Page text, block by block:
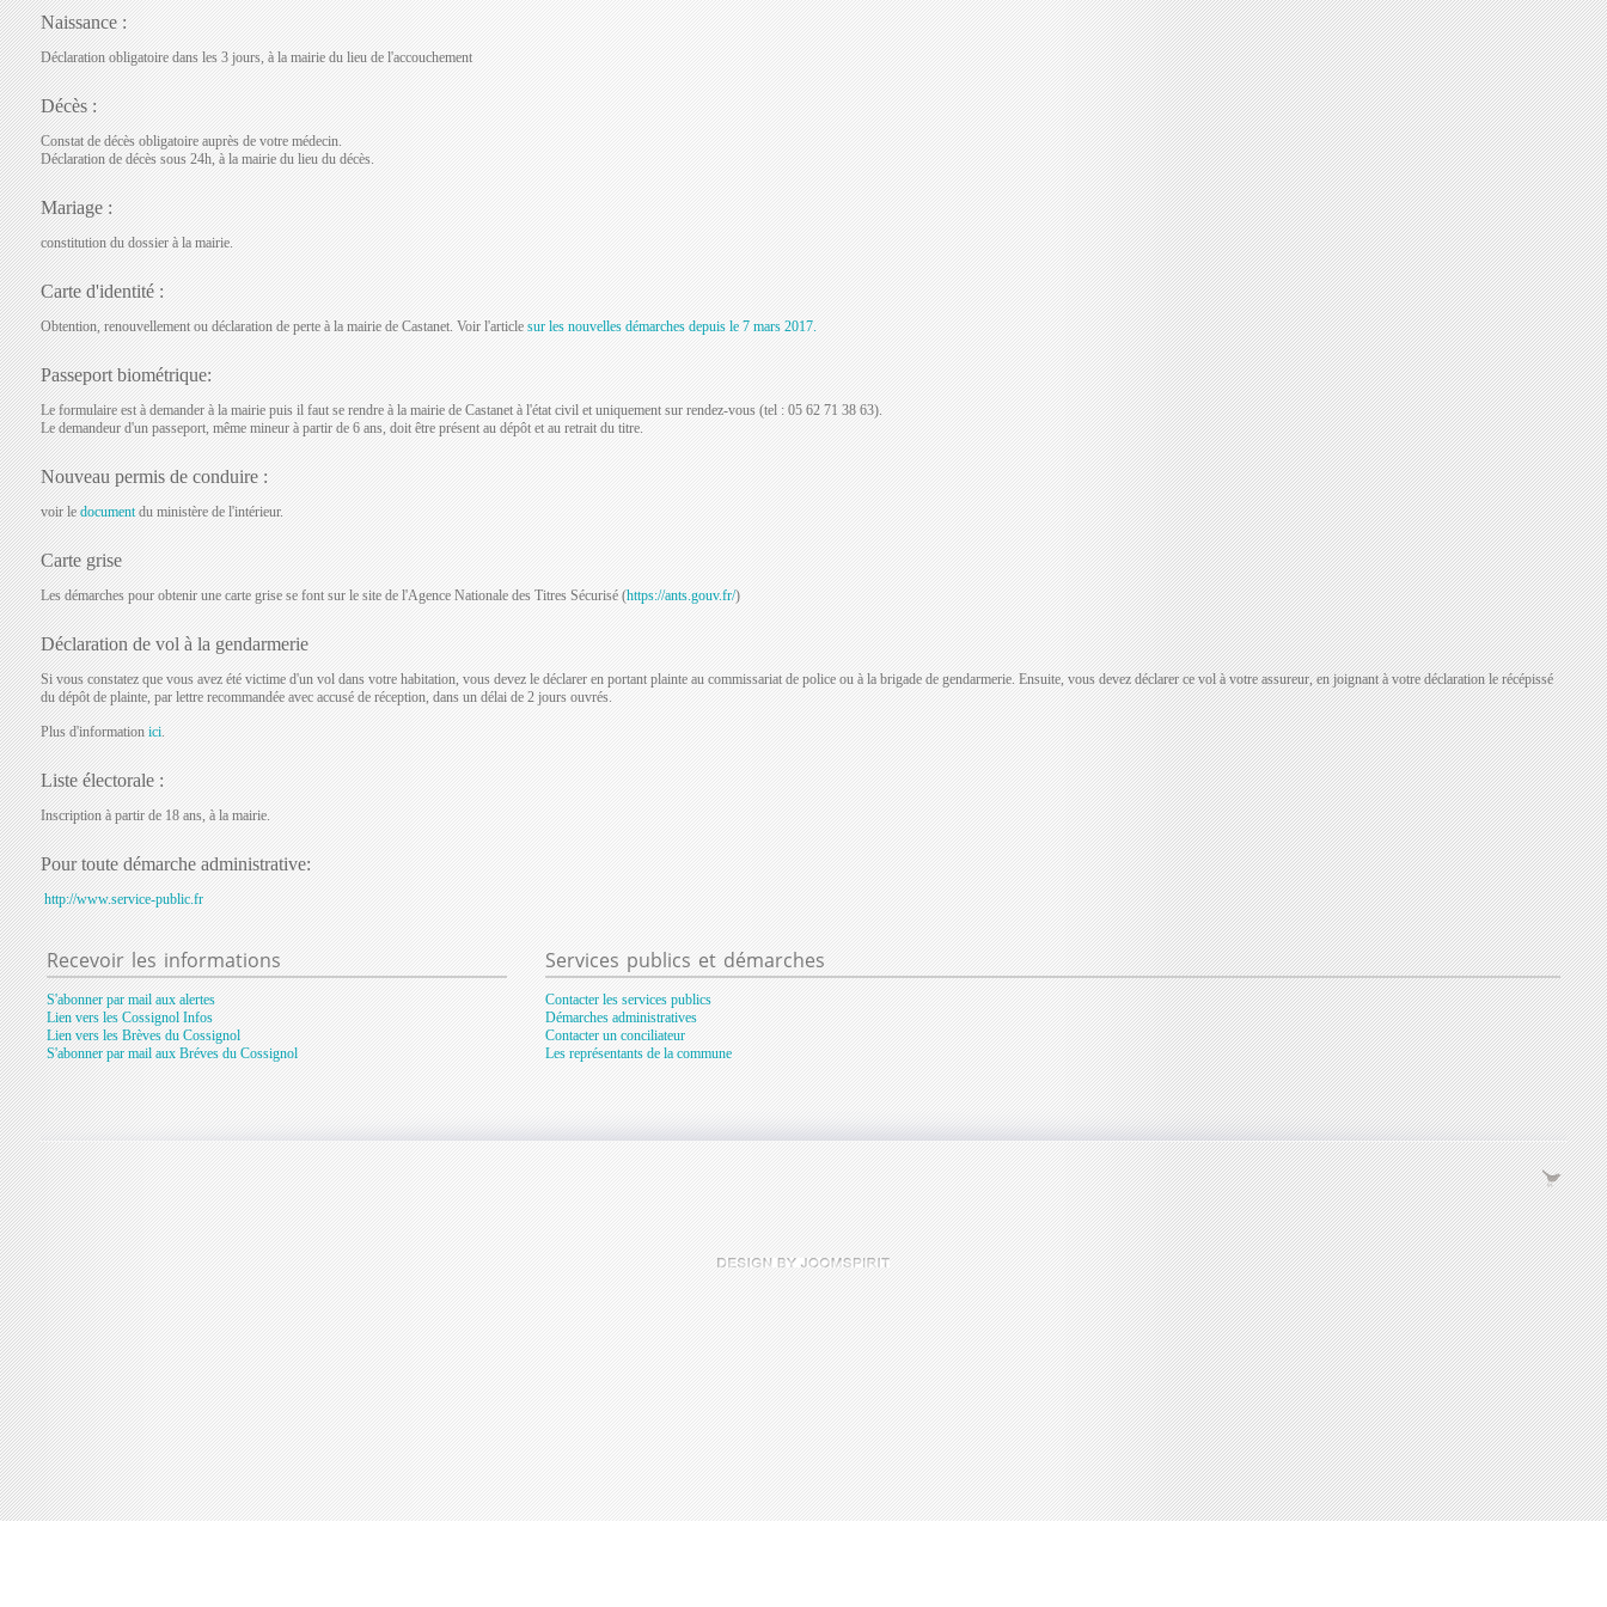
Naissance :
Déclaration obligatoire dans les 3 jours, à la mairie du lieu de l'accouchement
Décès :
Constat de décès obligatoire auprès de votre médecin.
Déclaration de décès sous 24h, à la mairie du lieu du décès.
Mariage :
constitution du dossier à la mairie.
Carte d'identité :
Obtention, renouvellement ou déclaration de perte à la mairie de Castanet. Voir l'article sur les nouvelles démarches depuis le 7 mars 2017.
Passeport biométrique:
Le formulaire est à demander à la mairie puis il faut se rendre à la mairie de Castanet à l'état civil et uniquement sur rendez-vous (tel : 05 62 71 38 63).
Le demandeur d'un passeport, même mineur à partir de 6 ans, doit être présent au dépôt et au retrait du titre.
Nouveau permis de conduire :
voir ledocument du ministère de l'intérieur.
Carte grise
Les démarches pour obtenir une carte grise se font sur le site de l'Agence Nationale des Titres Sécurisé (https://ants.gouv.fr/)
Déclaration de vol à la gendarmerie
Si vous constatez que vous avez été victime d'un vol dans votre habitation, vous devez le déclarer en portant plainte au commissariat de police ou à la brigade de gendarmerie. Ensuite, vous devez déclarer ce vol à votre assureur, en joignant à votre déclaration le récépissé
du dépôt de plainte, par lettre recommandée avec accusé de réception, dans un délai de 2 jours ouvrés.
Plus d'information ici.
Liste électorale :
Inscription à partir de 18 ans, à la mairie.
Pour toute démarche administrative:
http://www.service-public.fr
Recevoirles informations
S'abonner par mail aux alertes
Lien vers les Cossignol Infos
Lien vers les Brèves du Cossignol
S'abonner par mail aux Bréves du Cossignol
Services publics et démarches
Contacter les services publics
Démarches administratives
Contacter un conciliateur
Les représentants de la commune